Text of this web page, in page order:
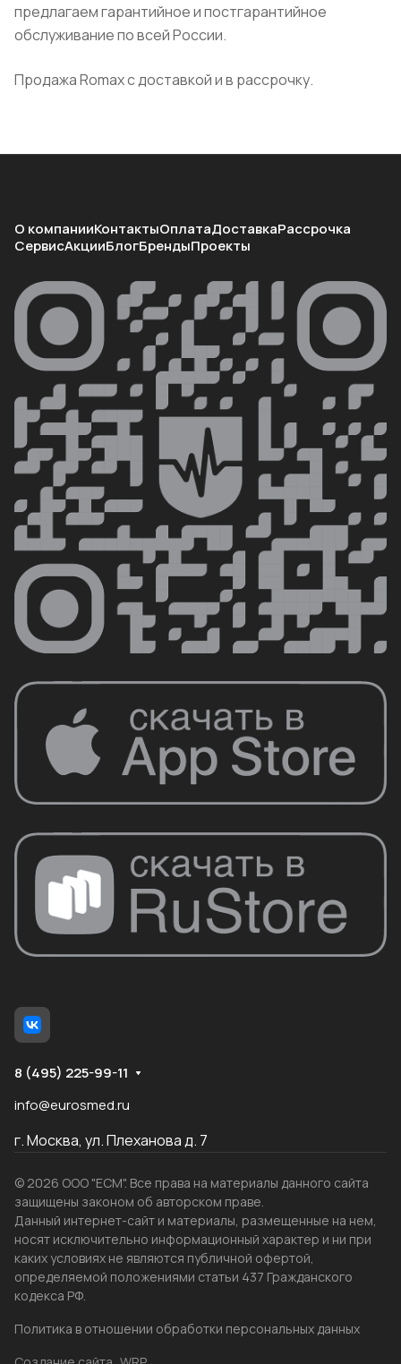
предлагаем гарантийное и постгарантийное
обслуживание по всей России.
Продажа Romax с доставкой и в рассрочку.
О компанииКонтактыОплатаДоставкаРассрочка
СервисАкцииБлогБрендыПроекты
8 (495) 225-99-11
info@eurosmed.ru
г. Москва, ул. Плеханова д. 7
© 2026 ООО "ЕСМ". Все права на материалы данного сайта
защищены законом об авторском праве.
Данный интернет-сайт и материалы, размещенные на нем,
носят исключительно информационный характер и ни при
каких условиях не являются публичной офертой,
определяемой положениями статьи 437 Гражданского
кодекса РФ.
Политика в отношении обработки персональных данных